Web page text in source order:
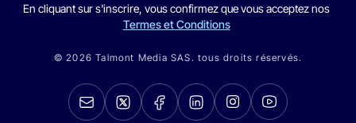
En cliquant sur s'inscrire, vous confirmez que vous acceptez nos
Termes et Conditions
© 2026 Talmont Media SAS. tous droits réservés.